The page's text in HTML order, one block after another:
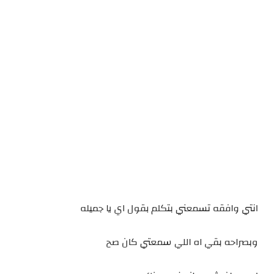
انتي وافقه تسمعني بتكلم بقول اي يا جميله
وبصراحه بقي اه اللي سمعتي كان صح